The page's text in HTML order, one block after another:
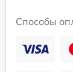
Способы